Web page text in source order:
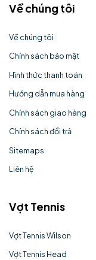
Về chúng tôi
Về chúng tôi
Chính sách bảo mật
Hình thức thanh toán
Hướng dẫn mua hàng
Chính sách giao hàng
Chính sách đổi trả
Sitemaps
Liên hệ
Vợt Tennis
Vợt Tennis Wilson
Vợt Tennis Head